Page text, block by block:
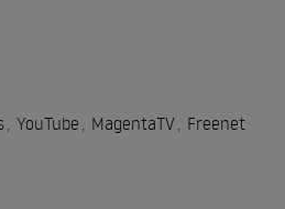
YouTube MagentaTV
Freenet